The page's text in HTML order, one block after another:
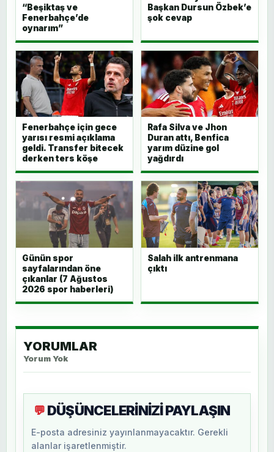
“Beşiktaş ve
Fenerbahçe’de
oynarım”
Başkan Dursun Özbek’e
şok cevap
Fenerbahçe için gece
yarısı resmi açıklama
geldi. Transfer bitecek
derken ters köşe
Rafa Silva ve Jhon
Duran attı, Benfica
yarım düzine gol
yağdırdı
Günün spor
sayfalarından öne
çıkanlar (7 Ağustos
2026 spor haberleri)
Salah ilk antrenmana
çıktı
YORUMLAR
Yorum Yok
💬 DÜŞÜNCELERİNİZİ PAYLAŞIN
E-posta adresiniz yayınlanmayacaktır. Gerekli
alanlar işaretlenmiştir.